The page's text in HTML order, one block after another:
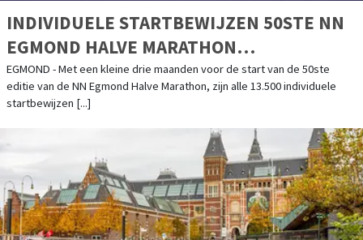
INDIVIDUELE STARTBEWIJZEN 50STE NN
EGMOND HALVE MARATHON
UITVERKOCHT
EGMOND - Met een kleine drie maanden voor de start van de 50ste
editie van de NN Egmond Halve Marathon, zijn alle 13.500 individuele
startbewijzen [...]